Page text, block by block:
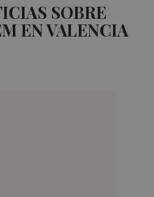
SOBRE
EN VALENCIA